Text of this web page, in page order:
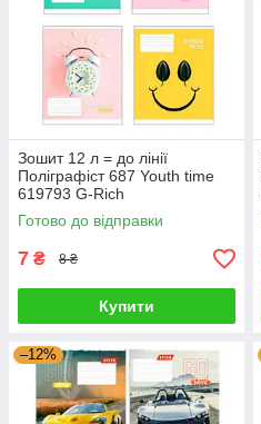
Зошит 12 л = до лінії
Поліграфіст 687 Youth time
619793 G-Rich
Готово до відправки
7 ₴ 8 ₴
Купити
–12%